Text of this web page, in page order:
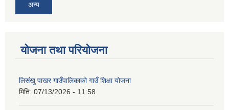
अन्य
योजना तथा परियोजना
लिसंखु पाखर गाउँपालिकाको गाउँ शिक्षा योजना
मिति: 07/13/2026 - 11:58